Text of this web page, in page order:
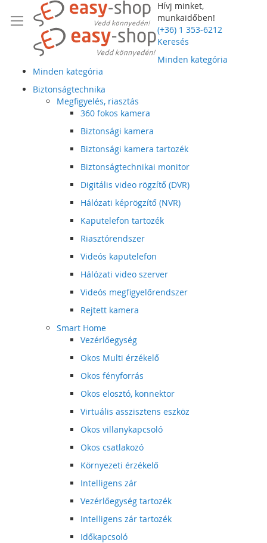
Hívj minket,
munkaidőben!
(+36) 1 353-6212
Keresés
Minden kategória
Minden kategória
Biztonságtechnika
Megfigyelés, riasztás
360 fokos kamera
Biztonsági kamera
Biztonsági kamera tartozék
Biztonságtechnikai monitor
Digitális video rögzítő (DVR)
Hálózati képrögzítő (NVR)
Kaputelefon tartozék
Riasztórendszer
Videós kaputelefon
Hálózati video szerver
Videós megfigyelőrendszer
Rejtett kamera
Smart Home
Vezérlőegység
Okos Multi érzékelő
Okos fényforrás
Okos elosztó, konnektor
Virtuális asszisztens eszköz
Okos villanykapcsoló
Okos csatlakozó
Környezeti érzékelő
Intelligens zár
Vezérlőegység tartozék
Intelligens zár tartozék
Időkapcsoló